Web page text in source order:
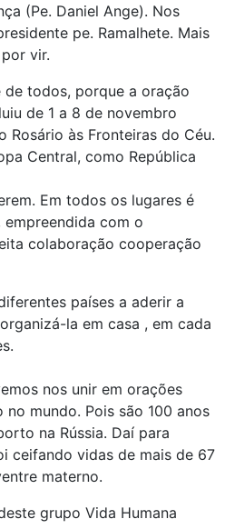
(Pe. Daniel Ange). Nos
pe. Ramalhete. Mais
vir.
todos, porque a oração
de 1 a 8 de novembro
Rosário às Fronteiras do Céu.
Central, como República
Em todos os lugares é
com o
colaboração cooperação
países a aderir a
la em casa , em cada
nos unir em orações
mundo. Pois são 100 anos
na Rússia. Daí para
ceifando vidas de mais de 67
materno.
grupo Vida Humana